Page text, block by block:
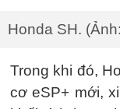
Honda SH.
Trong khi đó,
cơ eSP+ mới,